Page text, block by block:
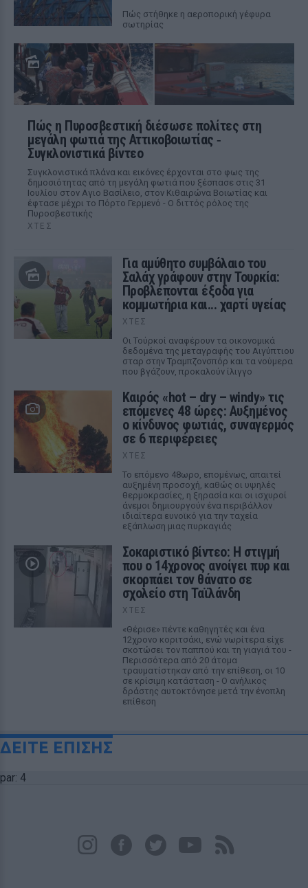
Πώς στήθηκε η αεροπορική γέφυρα
σωτηρίας
Πώς η Πυροσβεστική διέσωσε πολίτες στη
μεγάλη φωτιά της Αττικοβοιωτίας ‑
Συγκλονιστικά βίντεο
Συγκλονιστικά πλάνα και εικόνες έρχονται στο φως της
δημοσιότητας από τη μεγάλη φωτιά που ξέσπασε στις 31
Ιουλίου στον Αγιο Βασίλειο, στον Κιθαιρώνα Βοιωτίας και
έφτασε μέχρι το Πόρτο Γερμενό - Ο διττός ρόλος της
Πυροσβεστικής
ΧΤΕΣ
Για αμύθητο συμβόλαιο του
Σαλάχ γράφουν στην Τουρκία:
Προβλέπονται έξοδα για
κομμωτήρια και... χαρτί υγείας
ΧΤΕΣ
Οι Τούρκοί αναφέρουν τα οικονομικά
δεδομένα της μεταγραφής του Αιγύπτιου
σταρ στην Τραμπζονσπόρ και τα νούμερα
που βγάζουν, προκαλούν ίλιγγο
Καιρός «hot – dry – windy» τις
επόμενες 48 ώρες: Αυξημένος
ο κίνδυνος φωτιάς, συναγερμός
σε 6 περιφέρειες
ΧΤΕΣ
Το επόμενο 48ωρο, επομένως, απαιτεί
αυξημένη προσοχή, καθώς οι υψηλές
θερμοκρασίες, η ξηρασία και οι ισχυροί
άνεμοι δημιουργούν ένα περιβάλλον
ιδιαίτερα ευνοϊκό για την ταχεία
εξάπλωση μιας πυρκαγιάς
Σοκαριστικό βίντεο: Η στιγμή
που ο 14χρονος ανοίγει πυρ και
σκορπάει τον θάνατο σε
σχολείο στη Ταϊλάνδη
ΧΤΕΣ
«Θέρισε» πέντε καθηγητές και ένα
12χρονο κοριτσάκι, ενώ νωρίτερα είχε
σκοτώσει τον παππού και τη γιαγιά του -
Περισσότερα από 20 άτομα
τραυματίστηκαν από την επίθεση, οι 10
σε κρίσιμη κατάσταση - Ο ανήλικος
δράστης αυτοκτόνησε μετά την ένοπλη
επίθεση
ΔΕΙΤΕ ΕΠΙΣΗΣ
par: 4